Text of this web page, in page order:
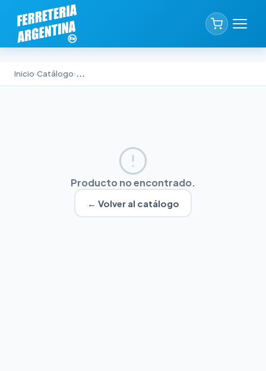
Inicio›Catálogo›...
Producto no encontrado.
← Volver al catálogo